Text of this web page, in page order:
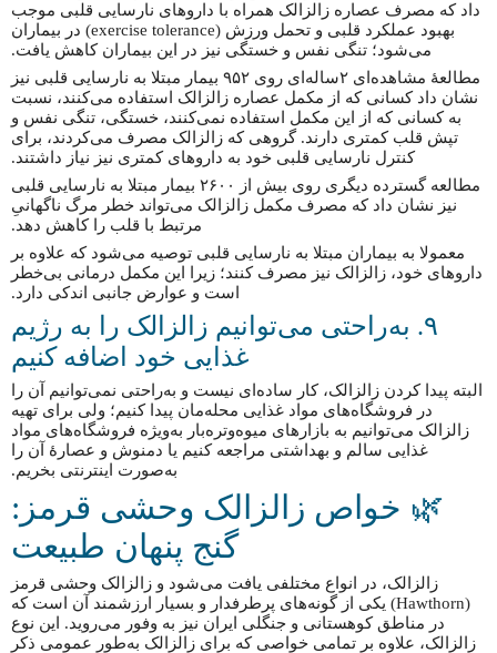
داد که مصرف عصاره زالزالک همراه با داروهای نارسایی قلبی موجب
بهبود عملکرد قلبی و تحمل ورزش (exercise tolerance) در بیماران
می‌شود؛ تنگی نفس و خستگی نیز در این بیماران کاهش یافت.
مطالعهٔ مشاهده‌ای ۲ساله‌ای روی ۹۵۲ بیمار مبتلا به نارسایی قلبی نیز
نشان داد کسانی که از مکمل عصاره زالزالک استفاده می‌کنند، نسبت
به کسانی که از این مکمل استفاده نمی‌کنند، خستگی، تنگی نفس و
تپش قلب کمتری دارند. گروهی که زالزالک مصرف می‌کردند، برای
کنترل نارسایی قلبی خود به داروهای کمتری نیز نیاز داشتند.
مطالعه گسترده دیگری روی بیش از ۲۶۰۰ بیمار مبتلا به نارسایی قلبی
نیز نشان داد که مصرف مکمل زالزالک می‌تواند خطر مرگ ناگهانیِ
مرتبط با قلب را کاهش دهد.
معمولا به بیماران مبتلا به نارسایی قلبی توصیه می‌شود که علاوه بر
داروهای خود، زالزالک نیز مصرف کنند؛ زیرا این مکمل درمانی بی‌خطر
است و عوارض جانبی اندکی دارد.
۹. به‌راحتی می‌توانیم زالزالک را به رژیم
غذایی خود اضافه کنیم
البته پیدا کردن زالزالک، کار ساده‌ای نیست و به‌راحتی نمی‌توانیم آن را
در فروشگاه‌های مواد غذایی محله‌مان پیدا کنیم؛ ولی برای تهیه
زالزالک می‌توانیم به بازارهای میوه‌‌وتره‌بار به‌ویژه فروشگاه‌های مواد
غذایی سالم و بهداشتی مراجعه کنیم یا دمنوش و عصارهٔ آن را
به‌صورت اینترنتی بخریم.
🌿 خواص زالزالک وحشی قرمز:
گنج پنهان طبیعت
زالزالک، در انواع مختلفی یافت می‌شود و زالزالک وحشی قرمز
(Hawthorn) یکی از گونه‌های پرطرفدار و بسیار ارزشمند آن است که
در مناطق کوهستانی و جنگلی ایران نیز به وفور می‌روید. این نوع
زالزالک، علاوه بر تمامی خواصی که برای زالزالک به‌طور عمومی ذکر